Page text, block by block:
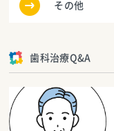
その他
歯科治療Q&A